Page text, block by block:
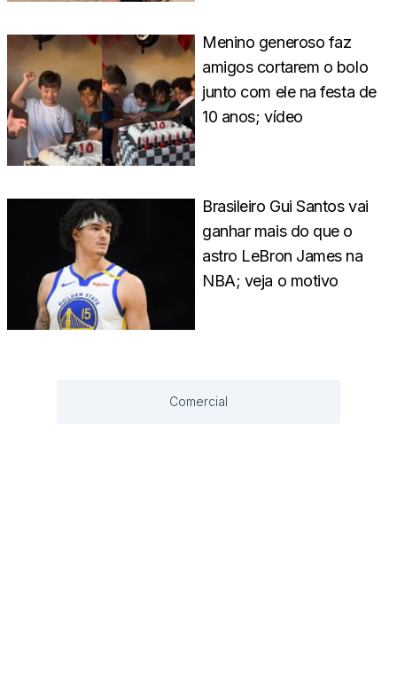
Menino generoso faz
amigos cortarem o bolo
junto com ele na festa de
10 anos; vídeo
Brasileiro Gui Santos vai
ganhar mais do que o
astro LeBron James na
NBA; veja o motivo
Comercial